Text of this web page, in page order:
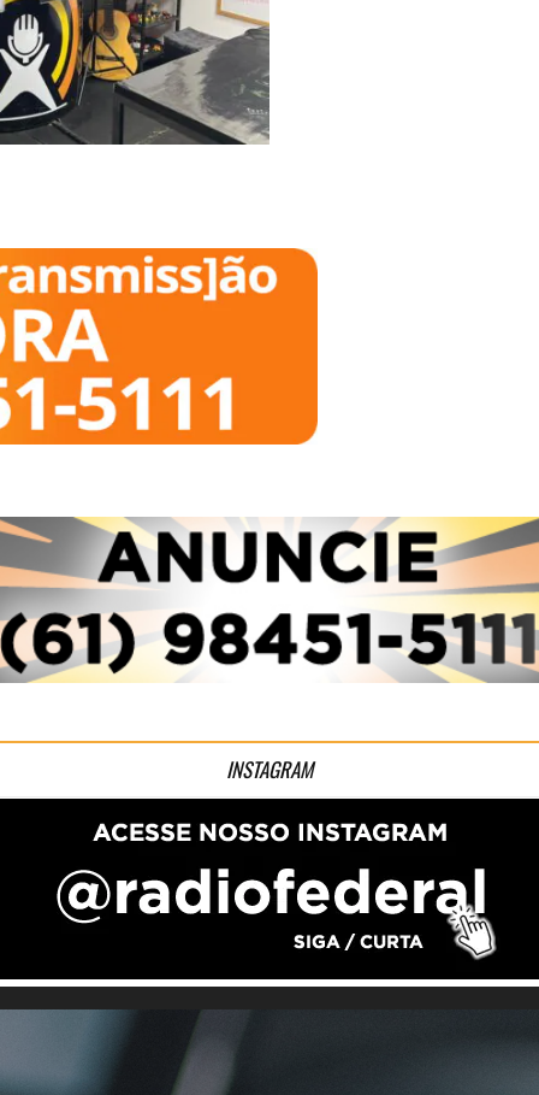
INSTAGRAM